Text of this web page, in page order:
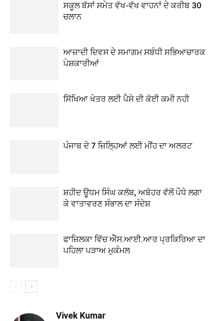
ਸਕੂਲ ਬੱਸਾਂ ਸਮੇਤ ਵੱਖ-ਵੱਖ ਵਾਹਨਾਂ ਦੇ ਕਰੀਬ 30
ਚਲਾਨ
ਆਜ਼ਾਦੀ ਦਿਵਸ ਦੇ ਸਮਾਗਮ ਸਬੰਧੀ ਸਭਿਆਚਾਰਕ
ਪੇਸ਼ਕਾਰੀਆਂ
ਸਿੱਖਿਆ ਖੇਤਰ ਲਈ ਪੈਸੇ ਦੀ ਕੋਈ ਕਮੀ ਨਹੀ
ਪੰਜਾਬ ਦੇ 7 ਜ਼ਿਲ੍ਹਿਆਂ ਲਈ ਮੀਂਹ ਦਾ ਅਲਰਟ
ਸ਼ਹੀਦ ਊਧਮ ਸਿੰਘ ਕਲੱਬ, ਅਬੋਹਰ ਵੱਲੋਂ ਪੌਧੇ ਲਗਾ
ਕੇ ਵਾਤਾਵਰਣ ਸੰਭਾਲ ਦਾ ਸੰਦੇਸ਼
ਫਾਜ਼ਿਲਕਾ ਵਿੱਚ ਐੱਸ.ਆਈ.ਆਰ ਪ੍ਰਕਿਰਿਆ ਦਾ
ਪਹਿਲਾ ਪੜਾਅ ਮੁਕੰਮਲ
Vivek Kumar